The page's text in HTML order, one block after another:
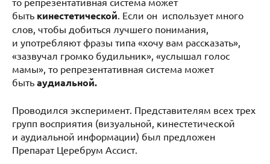
быть кинестетической. Если он использует много
слов, чтобы добиться лучшего понимания,
и употребляют фразы типа «хочу вам рассказать»,
«зазвучал громко будильник», «услышал голос
мамы», то репрезентативная система может
быть аудиальной.
Проводился эксперимент. Представителям всех трех
групп восприятия (визуальной, кинестетической
и аудиальной информации) был предложен
Препарат Церебрум Ассист.